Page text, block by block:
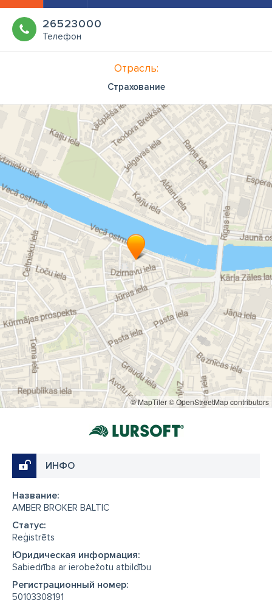
26523000
Телефон
Отрасль:
Страхование
© MapTiler© OpenStreetMap contributors
ИНФО
Название:
AMBER BROKER BALTIC
Cтатус:
Reģistrēts
Юридическая информация:
Sabiedrība ar ierobežotu atbildību
Регистрационный номер:
50103308191